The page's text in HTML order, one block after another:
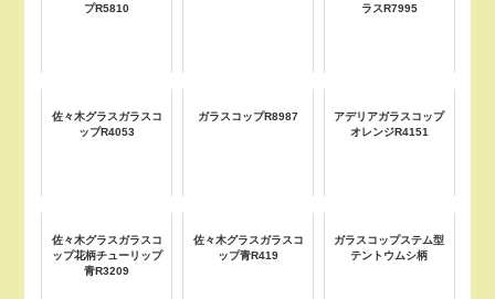
プR5810
ラスR7995
佐々木グラスガラスコ
ップR4053
ガラスコップR8987
アデリアガラスコップ
オレンジR4151
佐々木グラスガラスコ
ップ花柄チューリップ
青R3209
佐々木グラスガラスコ
ップ青R419
ガラスコップステム型
テントウムシ柄